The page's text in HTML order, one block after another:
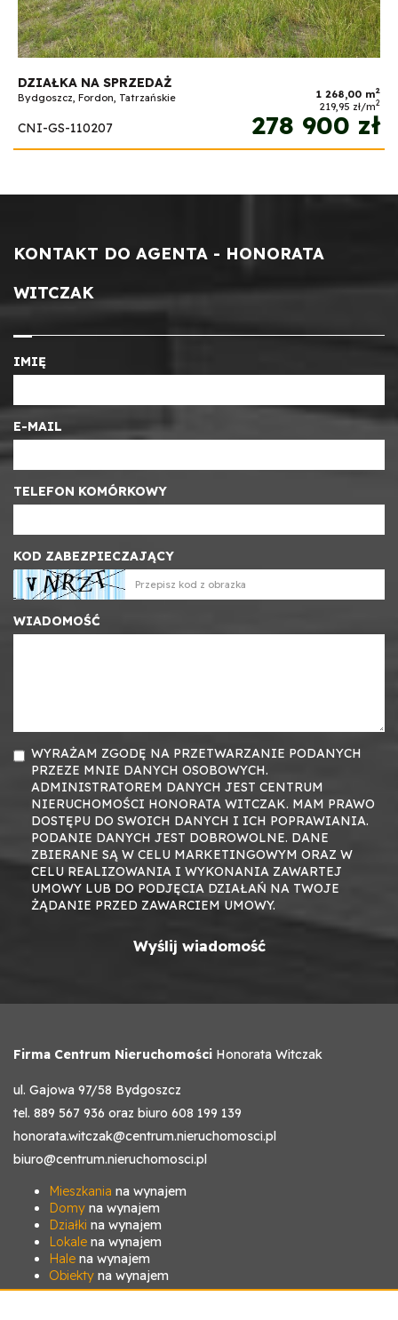
DZIAŁKA NA SPRZEDAŻ
Bydgoszcz, Fordon, Tatrzańskie 1 268,00 m2
219,95 zł/m2
CNI-GS-110207 278 900 zł
KONTAKT DO AGENTA - HONORATA
WITCZAK
IMIĘ
E-MAIL
TELEFON KOMÓRKOWY
KOD ZABEZPIECZAJĄCY
WIADOMOŚĆ
WYRAŻAM ZGODĘ NA PRZETWARZANIE PODANYCH
PRZEZE MNIE DANYCH OSOBOWYCH.
ADMINISTRATOREM DANYCH JEST CENTRUM
NIERUCHOMOŚCI HONORATA WITCZAK. MAM PRAWO
DOSTĘPU DO SWOICH DANYCH I ICH POPRAWIANIA.
PODANIE DANYCH JEST DOBROWOLNE. DANE
ZBIERANE SĄ W CELU MARKETINGOWYM ORAZ W
CELU REALIZOWANIA I WYKONANIA ZAWARTEJ
UMOWY LUB DO PODJĘCIA DZIAŁAŃ NA TWOJE
ŻĄDANIE PRZED ZAWARCIEM UMOWY.
Firma Centrum Nieruchomości Honorata Witczak
ul. Gajowa 97/58 Bydgoszcz
tel. 889 567 936 oraz biuro 608 199 139
honorata.witczak@centrum.nieruchomosci.pl
biuro@centrum.nieruchomosci.pl
Mieszkania na wynajem
Domy na wynajem
Działki na wynajem
Lokale na wynajem
Hale na wynajem
Obiekty na wynajem